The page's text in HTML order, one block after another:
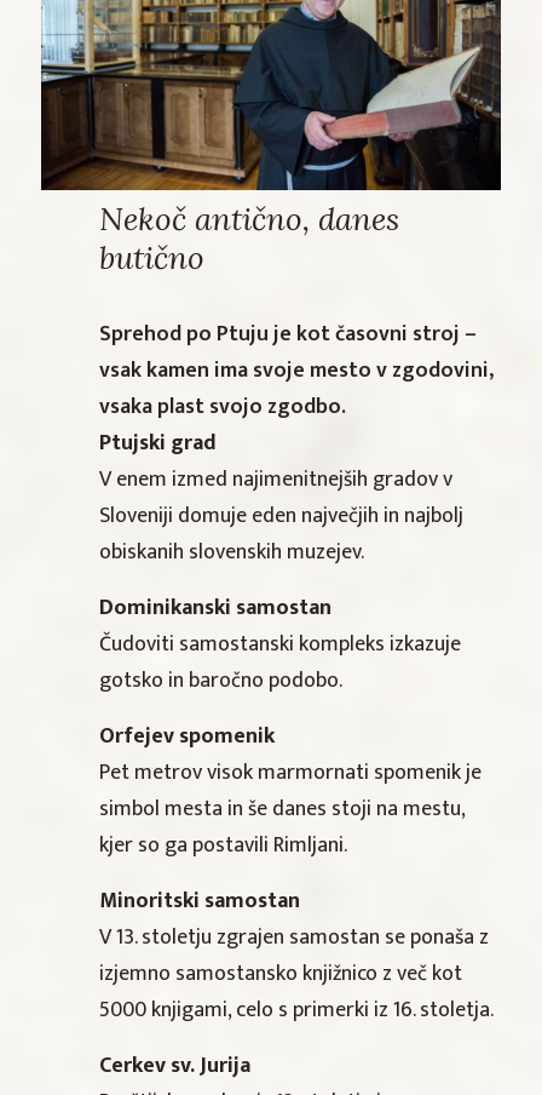
Nekoč antično, danes
butično
Sprehod po Ptuju je kot časovni stroj –
vsak kamen ima svoje mesto v zgodovini,
vsaka plast svojo zgodbo.
Ptujski grad
V enem izmed najimenitnejših gradov v
Sloveniji domuje eden največjih in najbolj
obiskanih slovenskih muzejev.
Dominikanski samostan
Čudoviti samostanski kompleks izkazuje
gotsko in baročno podobo.
Orfejev spomenik
Pet metrov visok marmornati spomenik je
simbol mesta in še danes stoji na mestu,
kjer so ga postavili Rimljani.
Minoritski samostan
V 13. stoletju zgrajen samostan se ponaša z
izjemno samostansko knjižnico z več kot
5000 knjigami, celo s primerki iz 16. stoletja.
Cerkev sv. Jurija